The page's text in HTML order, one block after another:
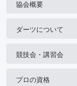
協会概要
ダーツについて
競技会・講習会
プロの資格